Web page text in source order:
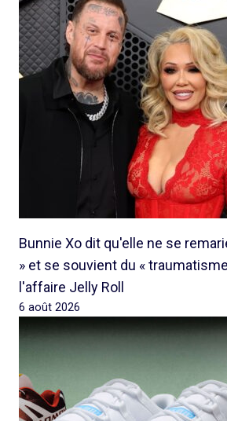
Bunnie Xo dit qu'elle ne se
» et se souvient du «
l'affaire Jelly Roll
6 août 2026